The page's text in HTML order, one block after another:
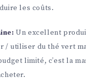
les coûts.
Un excellent
/ utiliser du thé vert
limité, c’est la